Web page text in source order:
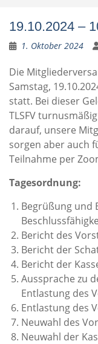
19.10.2024 –
1. Oktober 2024
Die
Samstag,
statt. Bei dieser
TLSFV
darauf, unsere
sorgen aber auch
Teilnahme per
Tagesordnung:
Begrüßung und
Bericht des
Bericht der
Bericht der
Aussprache zu
Entlastung des
Entlastung des
Neuwahl des
Neuwahl der